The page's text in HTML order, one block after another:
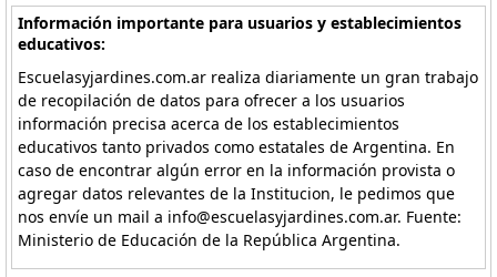
Información importante para usuarios y establecimientos
educativos:
Escuelasyjardines.com.ar realiza diariamente un gran trabajo
de recopilación de datos para ofrecer a los usuarios
información precisa acerca de los establecimientos
educativos tanto privados como estatales de Argentina. En
caso de encontrar algún error en la información provista o
agregar datos relevantes de la Institucion, le pedimos que
nos envíe un mail a info@escuelasyjardines.com.ar. Fuente:
Ministerio de Educación de la República Argentina.